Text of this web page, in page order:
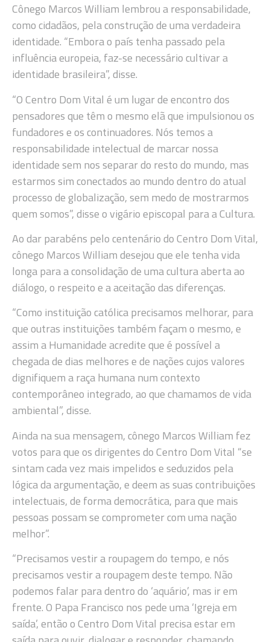
Cônego Marcos William lembrou a responsabilidade,
como cidadãos, pela construção de uma verdadeira
identidade. “Embora o país tenha passado pela
influência europeia, faz-se necessário cultivar a
identidade brasileira”, disse.
“O Centro Dom Vital é um lugar de encontro dos
pensadores que têm o mesmo elã que impulsionou os
fundadores e os continuadores. Nós temos a
responsabilidade intelectual de marcar nossa
identidade sem nos separar do resto do mundo, mas
estarmos sim conectados ao mundo dentro do atual
processo de globalização, sem medo de mostrarmos
quem somos”, disse o vigário episcopal para a Cultura.
Ao dar parabéns pelo centenário do Centro Dom Vital,
cônego Marcos William desejou que ele tenha vida
longa para a consolidação de uma cultura aberta ao
diálogo, o respeito e a aceitação das diferenças.
“Como instituição católica precisamos melhorar, para
que outras instituições também façam o mesmo, e
assim a Humanidade acredite que é possível a
chegada de dias melhores e de nações cujos valores
dignifiquem a raça humana num contexto
contemporâneo integrado, ao que chamamos de vida
ambiental”, disse.
Ainda na sua mensagem, cônego Marcos William fez
votos para que os dirigentes do Centro Dom Vital “se
sintam cada vez mais impelidos e seduzidos pela
lógica da argumentação, e deem as suas contribuições
intelectuais, de forma democrática, para que mais
pessoas possam se comprometer com uma nação
melhor”.
“Precisamos vestir a roupagem do tempo, e nós
precisamos vestir a roupagem deste tempo. Não
podemos falar para dentro do ‘aquário’, mas ir em
frente. O Papa Francisco nos pede uma ‘Igreja em
saída’, então o Centro Dom Vital precisa estar em